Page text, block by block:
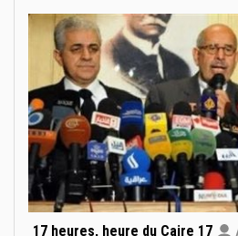
depuis la révolution iranienne
revenons
17 heures, heure du Caire 17